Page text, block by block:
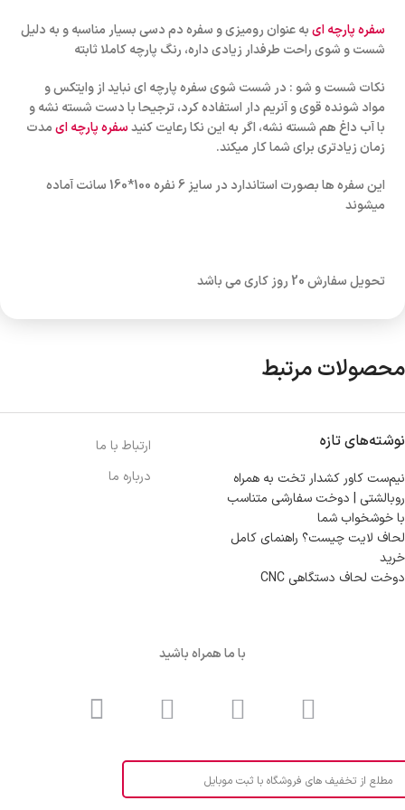
سفره پارچه ایبه عنوان رومیزی و سفره دم دسی بسیار مناسبه و به دلیل
شست و شوی راحت طرفدار زیادی داره، رنگ پارچه کاملا ثابته
نکات شست و شو : در شست شوی سفره پارچه ای نباید از وایتکس و
مواد شونده قوی و آنریم دار استفاده کرد، ترجیحا با دست شسته نشه و
با آب داغ هم شسته نشه، اگر به این نکا رعایت کنیدسفره پارچه ایمدت
زمان زیادتری برای شما کار میکند.
این سفره ها بصورت استاندارد در سایز 6 نفره 100*160 سانت آماده
میشوند
تحویل سفارش 20 روز کاری می باشد
محصولات مرتبط
نوشته‌های تازه
نیم‌ست کاور کشدار تخت به همراه
روبالشتی | دوخت سفارشی متناسب
با خوشخواب شما
لحاف لایت چیست؟ راهنمای کامل
خرید
دوخت لحاف دستگاهی CNC
ارتباط با ما
درباره ما
با ما همراه باشید
مطلع از تخفیف های فروشگاه با ثبت موبایل